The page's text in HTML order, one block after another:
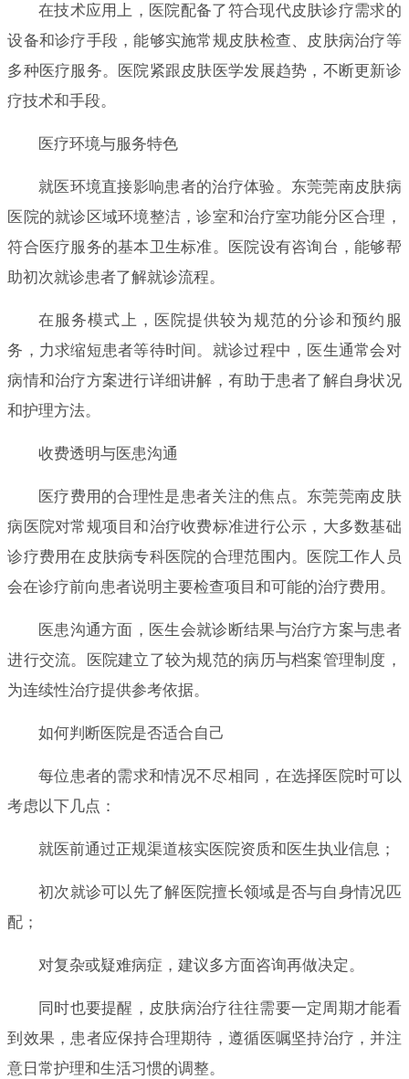
在技术应用上，医院配备了符合现代皮肤诊疗需求的
设备和诊疗手段，能够实施常规皮肤检查、皮肤病治疗等
多种医疗服务。医院紧跟皮肤医学发展趋势，不断更新诊
疗技术和手段。
医疗环境与服务特色
就医环境直接影响患者的治疗体验。东莞莞南皮肤病
医院的就诊区域环境整洁，诊室和治疗室功能分区合理，
符合医疗服务的基本卫生标准。医院设有咨询台，能够帮
助初次就诊患者了解就诊流程。
在服务模式上，医院提供较为规范的分诊和预约服
务，力求缩短患者等待时间。就诊过程中，医生通常会对
病情和治疗方案进行详细讲解，有助于患者了解自身状况
和护理方法。
收费透明与医患沟通
医疗费用的合理性是患者关注的焦点。东莞莞南皮肤
病医院对常规项目和治疗收费标准进行公示，大多数基础
诊疗费用在皮肤病专科医院的合理范围内。医院工作人员
会在诊疗前向患者说明主要检查项目和可能的治疗费用。
医患沟通方面，医生会就诊断结果与治疗方案与患者
进行交流。医院建立了较为规范的病历与档案管理制度，
为连续性治疗提供参考依据。
如何判断医院是否适合自己
每位患者的需求和情况不尽相同，在选择医院时可以
考虑以下几点：
就医前通过正规渠道核实医院资质和医生执业信息；
初次就诊可以先了解医院擅长领域是否与自身情况匹
配；
对复杂或疑难病症，建议多方面咨询再做决定。
同时也要提醒，皮肤病治疗往往需要一定周期才能看
到效果，患者应保持合理期待，遵循医嘱坚持治疗，并注
意日常护理和生活习惯的调整。